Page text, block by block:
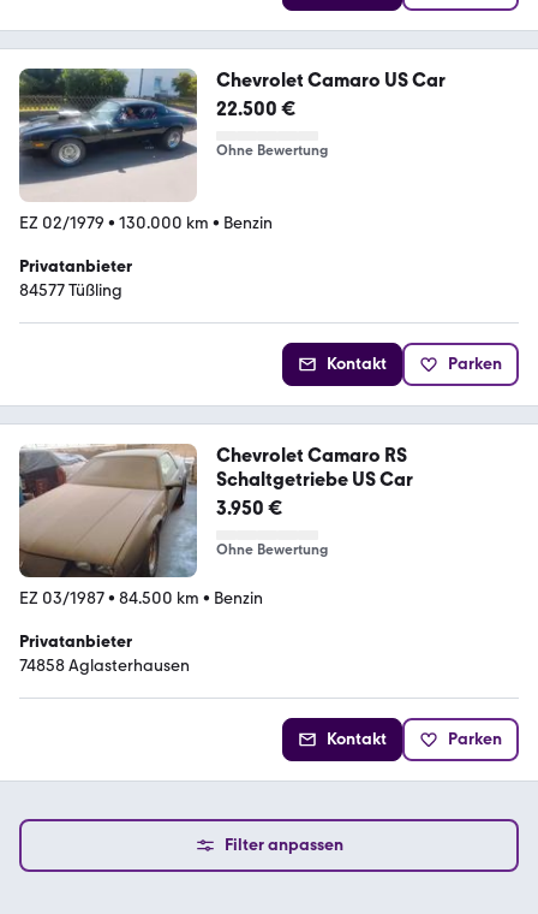
Chevrolet Camaro US Car
22.500 €
Ohne Bewertung
EZ 02/1979 • 130.000 km • Benzin
Privatanbieter
84577 Tüßling
Kontakt Parken
Chevrolet Camaro RS
Schaltgetriebe US Car
3.950 €
Ohne Bewertung
EZ 03/1987• 84.500 km • Benzin
Privatanbieter
74858 Aglasterhausen
Kontakt Parken
Filter anpassen